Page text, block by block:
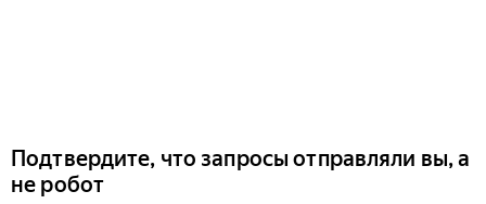
Подтвердите, что запросы отправляли вы, а
не робот